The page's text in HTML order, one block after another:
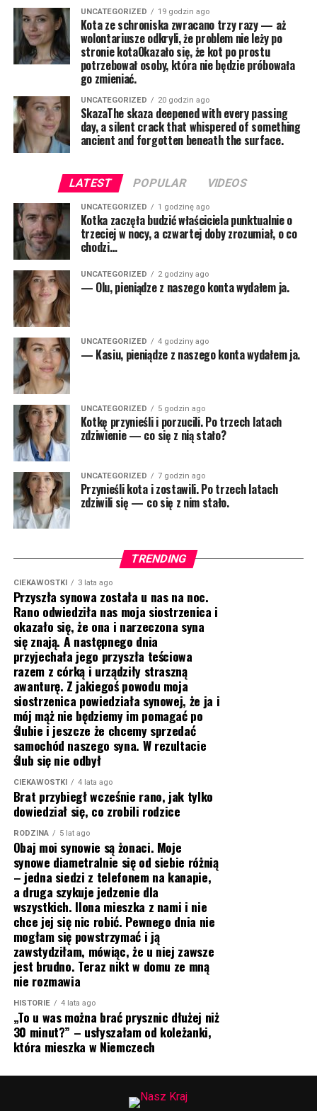
UNCATEGORIZED 19 godzin ago
Kota ze schroniska zwracano trzy razy — aż
wolontariusze odkryli, że problem nie leży po
stronie kotaOkazało się, że kot po prostu
potrzebował osoby, która nie będzie próbowała
go zmieniać.
UNCATEGORIZED 20 godzin ago
SkazaThe skaza deepened with every passing
day, a silent crack that whispered of something
ancient and forgotten beneath the surface.
LATEST POPULAR VIDEOS
UNCATEGORIZED 1 godzinę ago
Kotka zaczęła budzić właściciela punktualnie o
trzeciej w nocy, a czwartej doby zrozumiał, o co
chodzi…
UNCATEGORIZED 2 godziny ago
— Olu, pieniądze z naszego konta wydałem ja.
UNCATEGORIZED 4 godziny ago
— Kasiu, pieniądze z naszego konta wydałem ja.
UNCATEGORIZED 5 godzin ago
Kotkę przynieśli i porzucili. Po trzech latach
zdziwienie — co się z nią stało?
UNCATEGORIZED 7 godzin ago
Przynieśli kota i zostawili. Po trzech latach
zdziwili się — co się z nim stało.
TRENDING
CIEKAWOSTKI 3 lata ago
Przyszła synowa została u nas na noc.
Rano odwiedziła nas moja siostrzenica i
okazało się, że ona i narzeczona syna
się znają. A następnego dnia
przyjechała jego przyszła teściowa
razem z córką i urządziły straszną
awanturę. Z jakiegoś powodu moja
siostrzenica powiedziała synowej, że ja i
mój mąż nie będziemy im pomagać po
ślubie i jeszcze że chcemy sprzedać
samochód naszego syna. W rezultacie
ślub się nie odbył
CIEKAWOSTKI 4 lata ago
Brat przybiegł wcześnie rano, jak tylko
dowiedział się, co zrobili rodzice
RODZINA 5 lat ago
Obaj moi synowie są żonaci. Moje
synowe diametralnie się od siebie różnią
– jedna siedzi z telefonem na kanapie,
a druga szykuje jedzenie dla
wszystkich. Ilona mieszka z nami i nie
chce jej się nic robić. Pewnego dnia nie
mogłam się powstrzymać i ją
zawstydziłam, mówiąc, że u niej zawsze
jest brudno. Teraz nikt w domu ze mną
nie rozmawia
HISTORIE 4 lata ago
„To u was można brać prysznic dłużej niż
30 minut?” – usłyszałam od koleżanki,
która mieszka w Niemczech